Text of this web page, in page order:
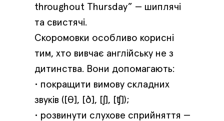
throughout Thursday” — шиплячі
та свистячі.
Скоромовки особливо корисні
тим, хто вивчає англійську не з
дитинства. Вони допомагають:
• покращити вимову складних
звуків ([θ], [ð], [ʃ], [ʧ]);
• розвинути слухове сприйняття —